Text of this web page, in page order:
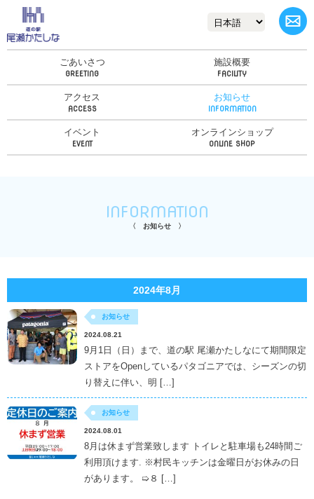
ごあいさつ 施設概要
アクセス お知らせ
イベント オンラインショップ
INFORMATION
お知らせ
2024年8月
お知らせ
2024.08.21
9月1日（日）まで、道の駅 尾瀬かたしなにて期間限定
ストアをOpenしているパタゴニアでは、シーズンの切
り替えに伴い、明 […]
お知らせ
2024.08.01
8月は休まず営業致します トイレと駐車場も24時間ご
利用頂けます. ※村民キッチンは金曜日がお休みの日
があります。 ➯８ […]